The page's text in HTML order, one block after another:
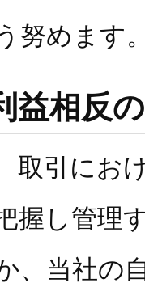
努めます
益相反
取引にお
握し管理
、当社の